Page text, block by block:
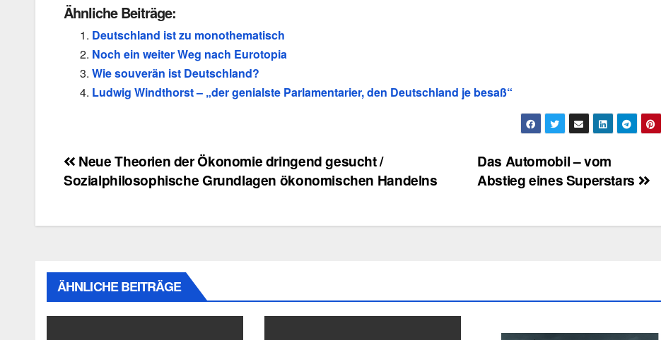
Ähnliche Beiträge:
Deutschland ist zu monothematisch
Noch ein weiter Weg nach Eurotopia
Wie souverän ist Deutschland?
Ludwig Windthorst – „der genialste Parlamentarier, den Deutschland je besaß“
Beitragsnavigation
Das Automobil – vom
Abstieg eines Superstars
Neue Theorien der Ökonomie dringend gesucht /
Sozialphilosophische Grundlagen ökonomischen Handelns
ÄHNLICHE BEITRÄGE